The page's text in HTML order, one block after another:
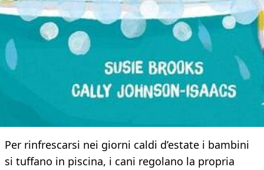
Per rinfrescarsi nei giorni caldi d’estate i bambini
si tuffano in piscina, i cani regolano la propria